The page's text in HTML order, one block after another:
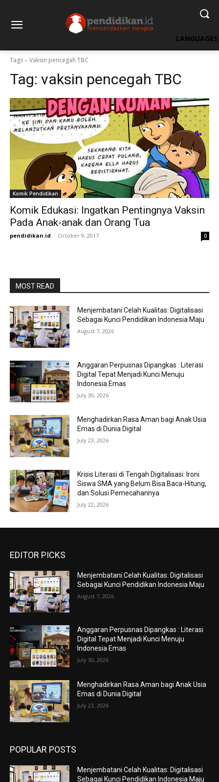
LANGUAGES
Tags Vaksin pencegah TBC
Tag: vaksin pencegah TBC
Komik Pendidikan
Komik Edukasi: Ingatkan Pentingnya Vaksin
Pada Anak-anak dan Orang Tua
pendidikan.id - October 9, 2017 0
MOST READ
Menjembatani Celah Kualitas: Digitalisasi
Sebagai Kunci Pendidikan Indonesia Maju
August 7, 2026
Anggaran Perpusnas Dipangkas : Literasi
Digital Tepat Menjadi Kunci Menuju
Indonesia Emas
July 30, 2026
Menghadirkan Rasa Aman bagi Anak Usia
Emas di Dunia Digital
July 23, 2026
Krisis Literasi di Tengah Digitalisasi: Ironi
Siswa SMA yang Belum Bisa Baca-Hitung,
dan Solusi Pemecahannya
July 22, 2026
EDITOR PICKS
Menjembatani Celah Kualitas: Digitalisasi
Sebagai Kunci Pendidikan Indonesia Maju
August 7, 2026
Anggaran Perpusnas Dipangkas : Literasi
Digital Tepat Menjadi Kunci Menuju
Indonesia Emas
July 30, 2026
Menghadirkan Rasa Aman bagi Anak Usia
Emas di Dunia Digital
July 23, 2026
POPULAR POSTS
Menjembatani Celah Kualitas: Digitalisasi
Sebagai Kunci Pendidikan Indonesia Maju